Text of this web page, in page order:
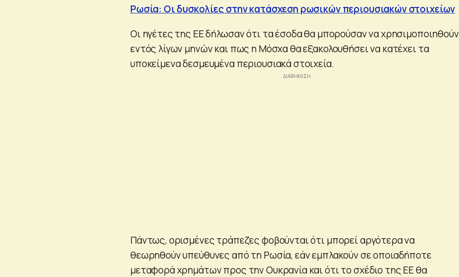
Ρωσία: Οι δυσκολίες στην κατάσχεση ρωσικών περιουσιακών στοιχείων
Οι ηγέτες της ΕΕ δήλωσαν ότι τα έσοδα θα μπορούσαν να χρησιμοποιηθούν
εντός λίγων μηνών και πως η Μόσχα θα εξακολουθήσει να κατέχει τα
υποκείμενα δεσμευμένα περιουσιακά στοιχεία.
Πάντως, ορισμένες τράπεζες φοβούνται ότι μπορεί αργότερα να
θεωρηθούν υπεύθυνες από τη Ρωσία, εάν εμπλακούν σε οποιαδήποτε
μεταφορά χρημάτων προς την Ουκρανία και ότι το σχέδιο της ΕΕ θα